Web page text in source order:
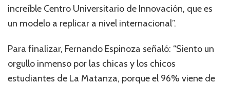
increíble Centro Universitario de Innovación, que es
un modelo a replicar a nivel internacional”.
Para finalizar, Fernando Espinoza señaló: “Siento un
orgullo inmenso por las chicas y los chicos
estudiantes de La Matanza, porque el 96% viene de